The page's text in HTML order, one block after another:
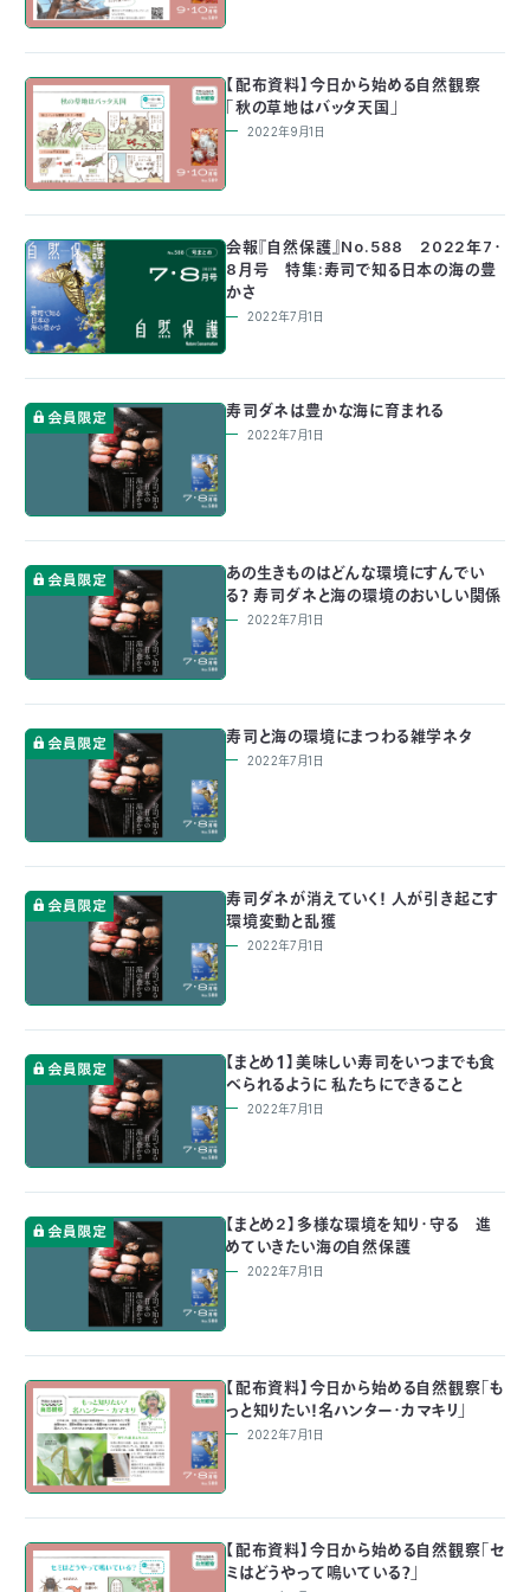
表）
3553-
0139
閉じる
【配布資料】今日から始める自然観察
「秋の草地はバッタ天国」
2022年9月1日
会報『自然保護』No.588 2022年7・
8月号 特集:寿司で知る日本の海の豊
かさ
2022年7月1日
寿司ダネは豊かな海に育まれる
2022年7月1日
あの生きものはどんな環境にすんでい
る？ 寿司ダネと海の環境のおいしい関係
2022年7月1日
寿司と海の環境にまつわる雑学ネタ
2022年7月1日
寿司ダネが消えていく！ 人が引き起こす
環境変動と乱獲
2022年7月1日
【まとめ１】美味しい寿司をいつまでも食
べられるように 私たちにできること
2022年7月1日
【まとめ2】多様な環境を知り・守る 進
めていきたい海の自然保護
2022年7月1日
【配布資料】今日から始める自然観察「も
っと知りたい！名ハンター・カマキリ」
2022年7月1日
【配布資料】今日から始める自然観察「セ
ミはどうやって鳴いている？」